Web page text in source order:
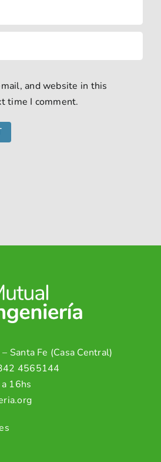
and website in this
time I comment.
Santa Fe (Casa Central)
4565144
16hs